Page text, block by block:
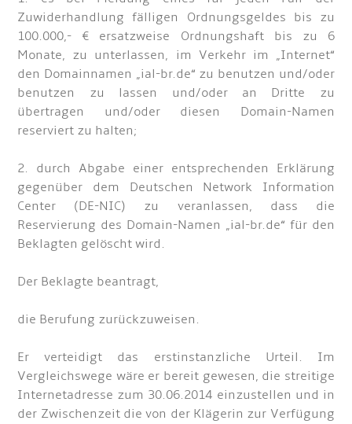
Zuwiderhandlung fälligen Ordnungsgeldes bis zu
100.000,- € ersatzweise Ordnungshaft bis zu 6
Monate, zu unterlassen, im Verkehr im „Internet“
den Domainnamen „ial-br.de“ zu benutzen und/oder
benutzen zu lassen und/oder an Dritte zu
übertragen und/oder diesen Domain-Namen
reserviert zu halten;
2. durch Abgabe einer entsprechenden Erklärung
gegenüber dem Deutschen Network Information
Center (DE-NIC) zu veranlassen, dass die
Reservierung des Domain-Namen „ial-br.de“ für den
Beklagten gelöscht wird.
Der Beklagte beantragt,
die Berufung zurückzuweisen.
Er verteidigt das erstinstanzliche Urteil. Im
Vergleichswege wäre er bereit gewesen, die streitige
Internetadresse zum 30.06.2014 einzustellen und in
der Zwischenzeit die von der Klägerin zur Verfügung